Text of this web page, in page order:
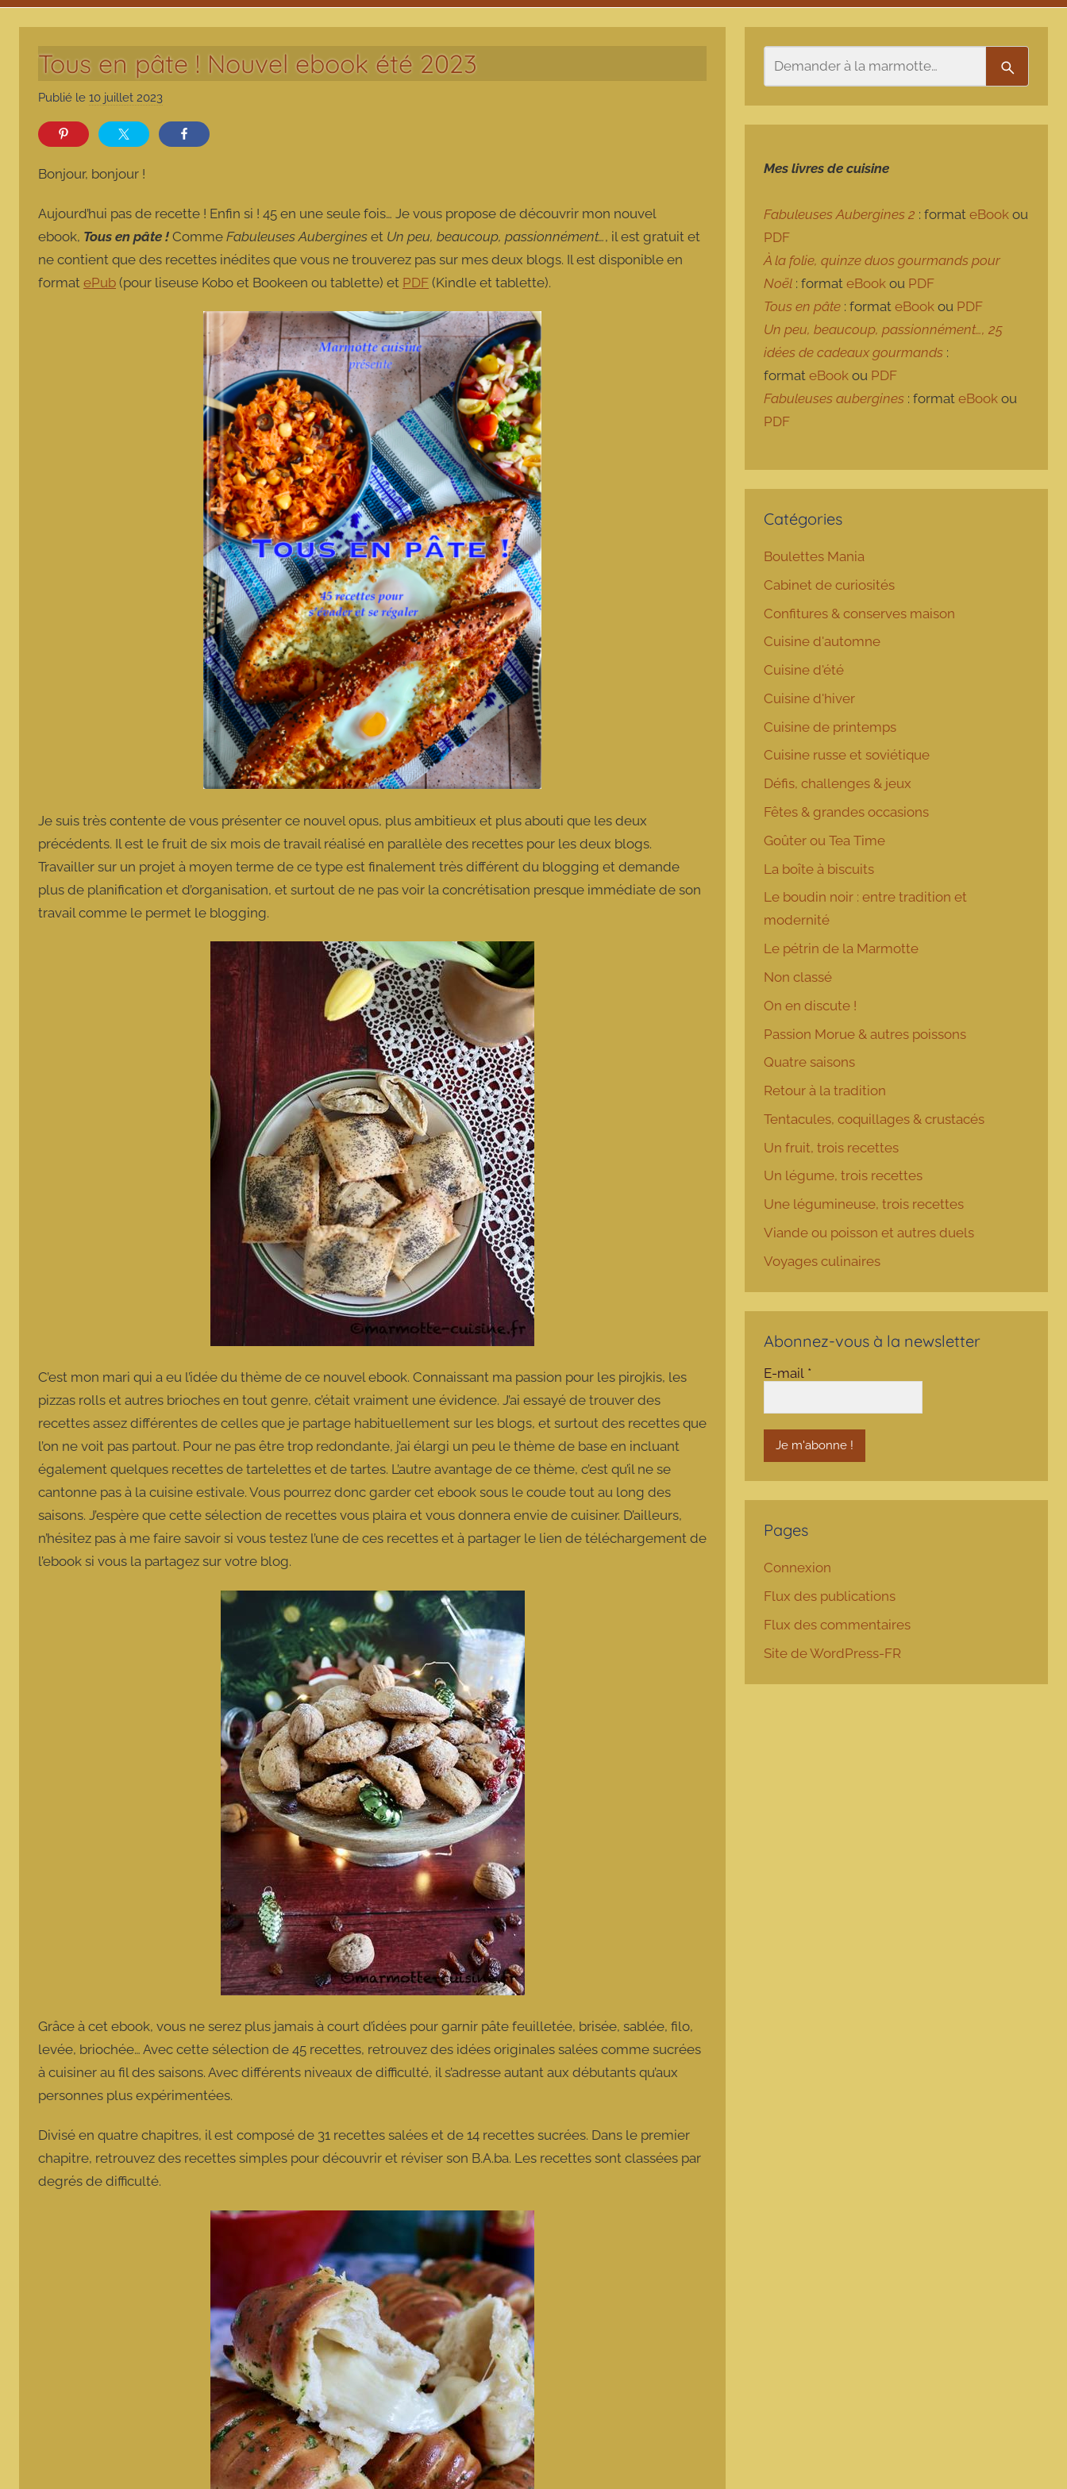
Tous en pâte ! Nouvel ebook été 2023
Publié le 10 juillet 2023
m
o
t
t
Bonjour, bonjour !
Aujourd’hui pas de recette ! Enfin si ! 45 en une seule fois… Je vous propose de découvrir mon nouvel
ebook, Tous en pâte ! Comme Fabuleuses Aubergines et Un peu, beaucoup, passionnément…, il est gratuit et
ne contient que des recettes inédites que vous ne trouverez pas sur mes deux blogs. Il est disponible en
format ePub (pour liseuse Kobo et Bookeen ou tablette) et PDF (Kindle et tablette).
Je suis très contente de vous présenter ce nouvel opus, plus ambitieux et plus abouti que les deux
précédents. Il est le fruit de six mois de travail réalisé en parallèle des recettes pour les deux blogs.
Travailler sur un projet à moyen terme de ce type est finalement très différent du blogging et demande
plus de planification et d’organisation, et surtout de ne pas voir la concrétisation presque immédiate de son
travail comme le permet le blogging.
C’est mon mari qui a eu l’idée du thème de ce nouvel ebook. Connaissant ma passion pour les pirojkis, les
pizzas rolls et autres brioches en tout genre, c’était vraiment une évidence. J’ai essayé de trouver des
recettes assez différentes de celles que je partage habituellement sur les blogs, et surtout des recettes que
l’on ne voit pas partout. Pour ne pas être trop redondante, j’ai élargi un peu le thème de base en incluant
également quelques recettes de tartelettes et de tartes. L’autre avantage de ce thème, c’est qu’il ne se
cantonne pas à la cuisine estivale. Vous pourrez donc garder cet ebook sous le coude tout au long des
saisons. J’espère que cette sélection de recettes vous plaira et vous donnera envie de cuisiner. D’ailleurs,
n’hésitez pas à me faire savoir si vous testez l’une de ces recettes et à partager le lien de téléchargement de
l’ebook si vous la partagez sur votre blog.
Grâce à cet ebook, vous ne serez plus jamais à court d’idées pour garnir pâte feuilletée, brisée, sablée, filo,
levée, briochée… Avec cette sélection de 45 recettes, retrouvez des idées originales salées comme sucrées
à cuisiner au fil des saisons. Avec différents niveaux de difficulté, il s’adresse autant aux débutants qu’aux
personnes plus expérimentées.
Divisé en quatre chapitres, il est composé de 31 recettes salées et de 14 recettes sucrées. Dans le premier
chapitre, retrouvez des recettes simples pour découvrir et réviser son B.A.ba. Les recettes sont classées par
degrés de difficulté.
Mes livres de cuisine
Fabuleuses Aubergines 2 : formateBook ou
PDF
À la folie, quinze duos gourmands pour
Noël : formateBook ou PDF
Tous en pâte : formateBook ou PDF
Un peu, beaucoup, passionnément…, 25
idées de cadeaux gourmands :
formateBook ou PDF
Fabuleuses aubergines : formateBook ou
PDF
Catégories
Boulettes Mania
Cabinet de curiosités
Confitures & conserves maison
Cuisine d'automne
Cuisine d'été
Cuisine d'hiver
Cuisine de printemps
Cuisine russe et soviétique
Défis, challenges & jeux
Fêtes & grandes occasions
Goûter ou Tea Time
La boîte à biscuits
Le boudin noir : entre tradition et
modernité
Le pétrin de la Marmotte
Non classé
On en discute !
Passion Morue & autres poissons
Quatre saisons
Retour à la tradition
Tentacules, coquillages & crustacés
Un fruit, trois recettes
Un légume, trois recettes
Une légumineuse, trois recettes
Viande ou poisson et autres duels
Voyages culinaires
Abonnez-vous à la newsletter
E-mail *
Pages
Connexion
Flux des publications
Flux des commentaires
Site de WordPress-FR